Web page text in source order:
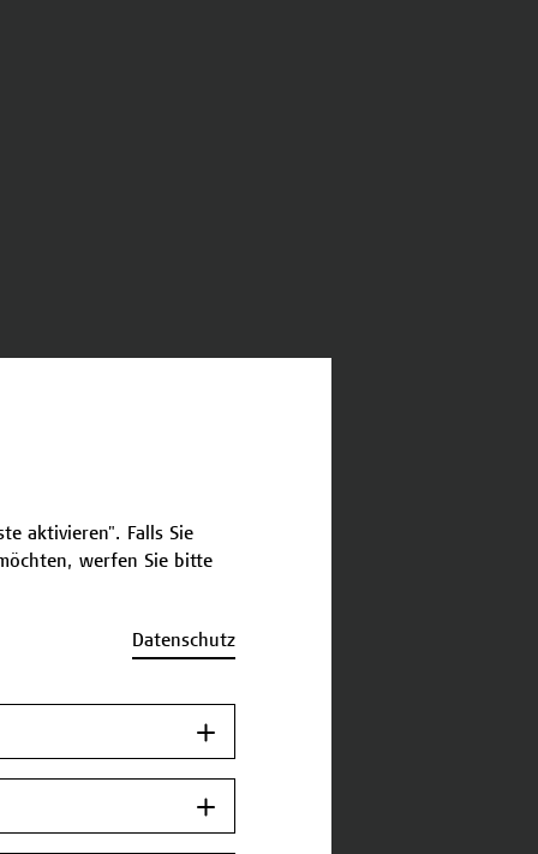
aktivieren". Falls Sie
werfen Sie bitte
Datenschutz